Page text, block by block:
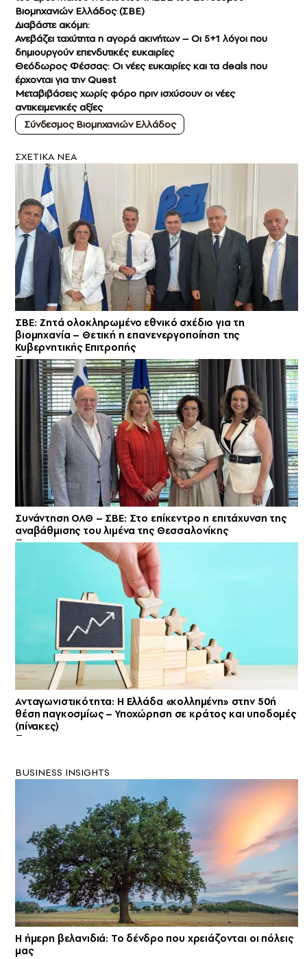
Βιομηχανιών Ελλάδος (ΣΒΕ)
Διαβάστε ακόμη:
Ανεβάζει ταχύτητα η αγορά ακινήτων – Οι 5+1 λόγοι που
δημιουργούν επενδυτικές ευκαιρίες
Θεόδωρος Φέσσας: Οι νέες ευκαιρίες και τα deals που
έρχονται για την Quest
Μεταβιβάσεις χωρίς φόρο πριν ισχύσουν οι νέες
αντικειμενικές αξίες
Σύνδεσμος Βιομηχανιών Ελλάδος
ΣXETIKA NEA
ΣΒΕ: Ζητά ολοκληρωμένο εθνικό σχέδιο για τη
βιομηχανία – Θετική η επανενεργοποίηση της
Κυβερνητικής Επιτροπής
Συνάντηση ΟΛΘ – ΣΒΕ: Στο επίκεντρο η επιτάχυνση της
αναβάθμισης του λιμένα της Θεσσαλονίκης
Ανταγωνιστικότητα: Η Ελλάδα «κολλημένη» στην 50ή
θέση παγκοσμίως – Υποχώρηση σε κράτος και υποδομές
(πίνακες)
BUSINESS INSIGHTS
Η ήμερη βελανιδιά: Το δένδρο που χρειάζονται οι πόλεις
μας